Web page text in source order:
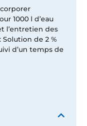
1000 l d’eau
l’entretien des
de 2 %
d’un temps de